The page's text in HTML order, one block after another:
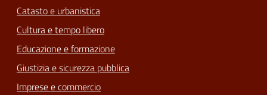
Catasto e urbanistica
Cultura e tempo libero
Educazione e formazione
Giustizia e sicurezza pubblica
Imprese e commercio